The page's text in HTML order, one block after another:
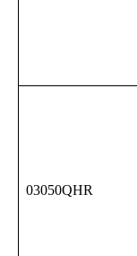
03050QHR